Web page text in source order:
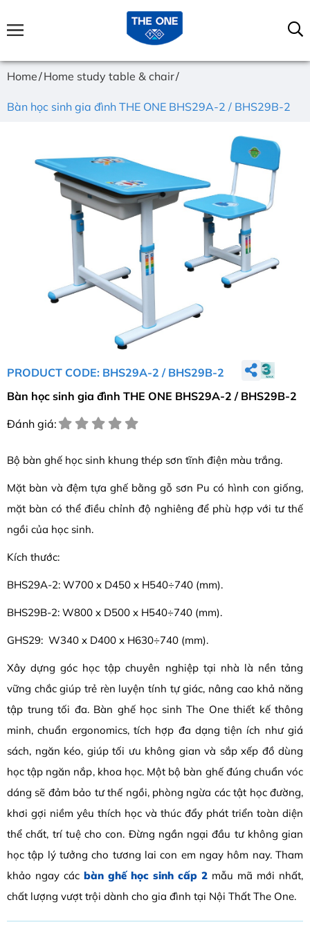
Home Home study table & chair
Bàn học sinh gia đình THE ONE BHS29A-2 / BHS29B-2
PRODUCT CODE: BHS29A-2 / BHS29B-2
Bàn học sinh gia đình THE ONE BHS29A-2 / BHS29B-2
Đánh giá:
Bộ bàn ghế học sinh khung thép sơn tĩnh điện màu trắng.
Mặt bàn và đệm tựa ghế bằng gỗ sơn Pu có hình con giống,
mặt bàn có thể điều chỉnh độ nghiêng để phù hợp với tư thế
ngồi của học sinh.
Kích thước:
BHS29A-2: W700 x D450 x H540÷740 (mm).
BHS29B-2: W800 x D500 x H540÷740 (mm).
GHS29: W340 x D400 x H630÷740 (mm).
Xây dựng góc học tập chuyên nghiệp tại nhà là nền tảng
vững chắc giúp trẻ rèn luyện tính tự giác, nâng cao khả năng
tập trung tối đa. Bàn ghế học sinh The One thiết kế thông
minh, chuẩn ergonomics, tích hợp đa dạng tiện ích như giá
sách, ngăn kéo, giúp tối ưu không gian và sắp xếp đồ dùng
học tập ngăn nắp, khoa học. Một bộ bàn ghế đúng chuẩn vóc
dáng sẽ đảm bảo tư thế ngồi, phòng ngừa các tật học đường,
khơi gợi niềm yêu thích học và thúc đẩy phát triển toàn diện
thể chất, trí tuệ cho con. Đừng ngần ngại đầu tư không gian
học tập lý tưởng cho tương lai con em ngay hôm nay. Tham
khảo ngay các bàn ghế học sinh cấp 2 mẫu mã mới nhất,
chất lượng vượt trội dành cho gia đình tại Nội Thất The One.